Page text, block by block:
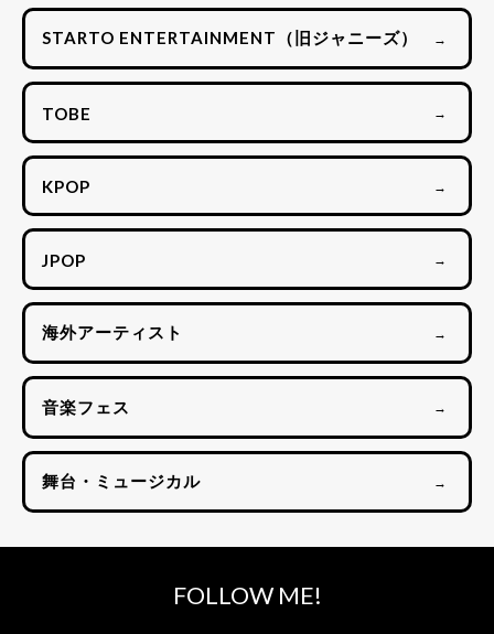
STARTO ENTERTAINMENT（旧ジャニーズ） →
TOBE →
KPOP →
JPOP →
海外アーティスト →
音楽フェス →
舞台・ミュージカル →
FOLLOW ME!